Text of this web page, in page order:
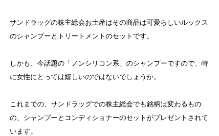
サンドラッグの株主総会お土産はその商品は可愛らしいルックス
のシャンプーとトリートメントのセットです。
しかも、今話題の「ノンシリコン系」のシャンプーですので、特
に女性にとっては嬉しいのではないでしょうか。
これまでの、サンドラッグでの株主総会でも銘柄は変わるもの
の、シャンプーとコンディショナーのセットがプレゼントされて
います。